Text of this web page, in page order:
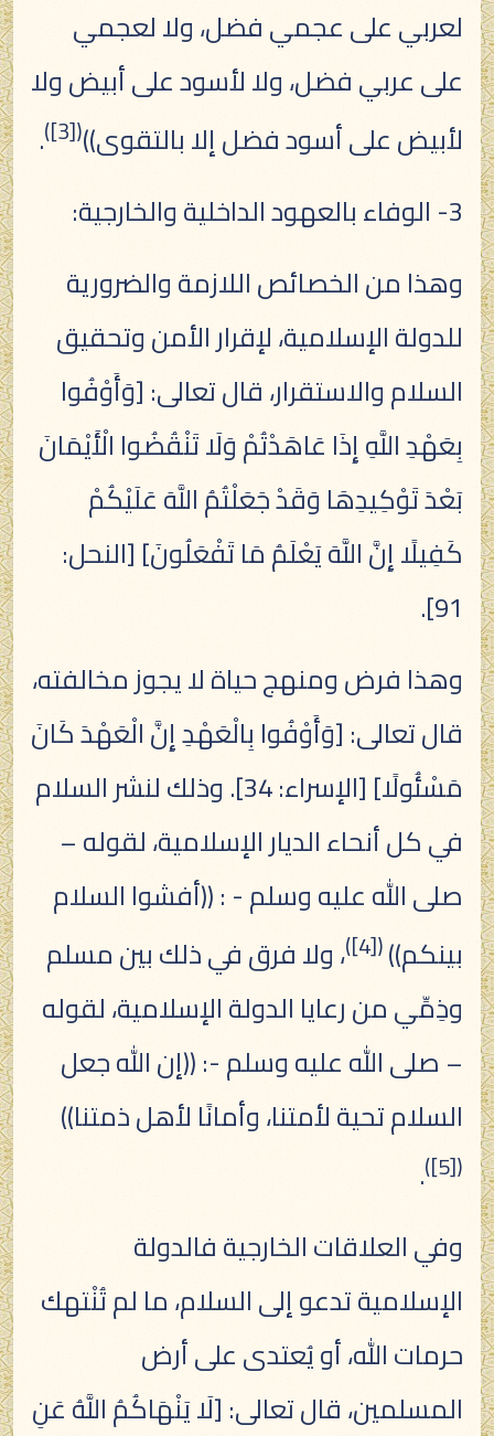
لعربي على عجمي فضل، ولا لعجمي
على عربي فضل، ولا لأسود على أبيض ولا
لأبيض على أسود فضل إلا بالتقوى))(
[3]
)
.
3- الوفاء بالعهود الداخلية والخارجية:
وهذا من الخصائص اللازمة والضرورية
للدولة الإسلامية، لإقرار الأمن وتحقيق
السلام والاستقرار، قال تعالى: [وَأَوْفُوا
بِعَهْدِ اللَّهِ إِذَا عَاهَدْتُمْ وَلَا تَنْقُضُوا الْأَيْمَانَ
بَعْدَ تَوْكِيدِهَا وَقَدْ جَعَلْتُمُ اللَّهَ عَلَيْكُمْ
كَفِيلًا إِنَّ اللَّهَ يَعْلَمُ مَا تَفْعَلُونَ] [النحل:
91].
وهذا فرض ومنهج حياة لا يجوز مخالفته،
قال تعالى: [وَأَوْفُوا بِالْعَهْدِ إِنَّ الْعَهْدَ كَانَ
مَسْئُولًا] [الإسراء: 34]. وذلك لنشر السلام
في كل أنحاء الديار الإسلامية، لقوله –
صلى الله عليه وسلم - : ((أفشوا السلام
بينكم))(
[4]
)، ولا فرق في ذلك بين مسلم
وذِمِّي من رعايا الدولة الإسلامية، لقوله
– صلى الله عليه وسلم -: ((إن الله جعل
السلام تحية لأمتنا، وأمانًا لأهل ذمتنا))
(
[5]
)
.
وفي العلاقات الخارجية فالدولة
الإسلامية تدعو إلى السلام، ما لم تُنْتهك
حرمات الله، أو يُعتدى على أرض
المسلمين، قال تعالى: [لَا يَنْهَاكُمُ اللَّهُ عَنِ